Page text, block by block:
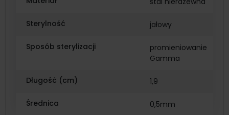
Sterylność jałowy
Sposób sterylizacji
promieniowanie
Gamma
Długość (cm) 1,9
Średnica 0,5mm